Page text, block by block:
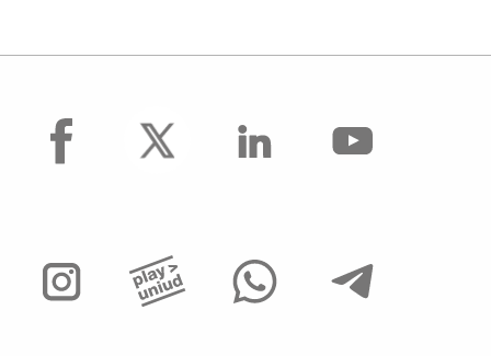
facebook